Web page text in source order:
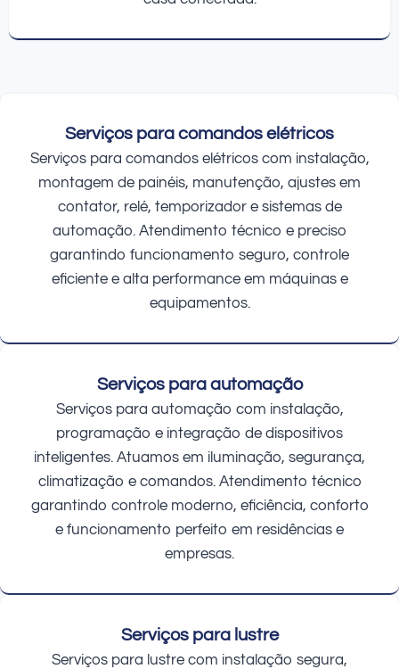
Serviços para comandos elétricos
Serviços para comandos elétricos com instalação,
montagem de painéis, manutenção, ajustes em
contator, relé, temporizador e sistemas de
automação. Atendimento técnico e preciso
garantindo funcionamento seguro, controle
eficiente e alta performance em máquinas e
equipamentos.
Serviços para automação
Serviços para automação com instalação,
programação e integração de dispositivos
inteligentes. Atuamos em iluminação, segurança,
climatização e comandos. Atendimento técnico
garantindo controle moderno, eficiência, conforto
e funcionamento perfeito em residências e
empresas.
Serviços para lustre
Serviços para lustre com instalação segura,